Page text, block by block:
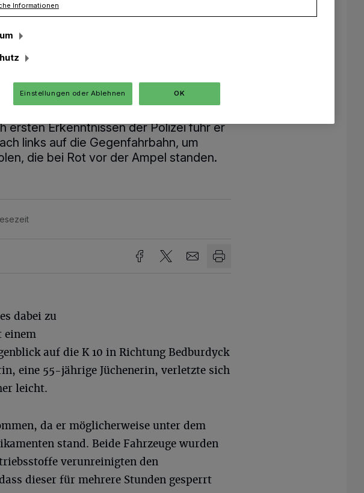
hoher Schaden
Sperrung
gegen 13:10 Uhr befuhr ein 62-
seinem Nissan die K 10 aus Richtung
ersten Erkenntnissen der Polizei fuhr er
links auf die Gegenfahrbahn, um
die bei Rot vor der Ampel standen.
dabei zu
einem
auf die K 10 in Richtung Bedburdyck
eine 55-jährige Jüchenerin, verletzte sich
leicht.
da er möglicherweise unter dem
stand. Beide Fahrzeuge wurden
verunreinigten den
dieser für mehrere Stunden gesperrt
Informationen
Einstellungen oder Ablehnen OK